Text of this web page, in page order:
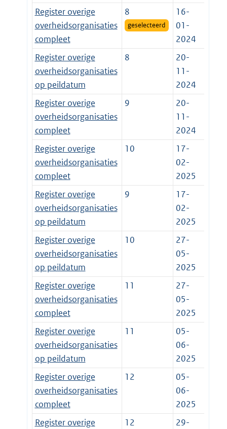
Register overige
overheidsorganisaties
compleet
8
geselecteerd
16-
01-
2024
Register overige
overheidsorganisaties
op peildatum
8
20-
11-
2024
Register overige
overheidsorganisaties
compleet
9
20-
11-
2024
Register overige
overheidsorganisaties
compleet
10
17-
02-
2025
Register overige
overheidsorganisaties
op peildatum
9
17-
02-
2025
Register overige
overheidsorganisaties
op peildatum
10
27-
05-
2025
Register overige
overheidsorganisaties
compleet
11
27-
05-
2025
Register overige
overheidsorganisaties
op peildatum
11
05-
06-
2025
Register overige
overheidsorganisaties
compleet
12
05-
06-
2025
Register overige
12
29-